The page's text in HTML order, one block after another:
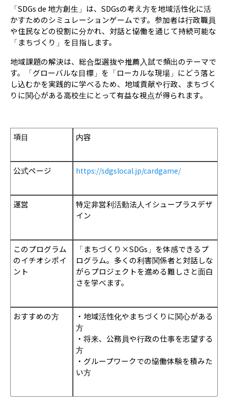
「SDGs de 地方創生」は、SDGsの考え方を地域活性化に活
かすためのシミュレーションゲームです。参加者は行政職員
や住民などの役割に分かれ、対話と協働を通じて持続可能な
「まちづくり」を目指します。
地域課題の解決は、総合型選抜や推薦入試で頻出のテーマで
す。「グローバルな目標」を「ローカルな現場」にどう落と
し込むかを実践的に学べるため、地域貢献や行政、まちづく
りに関心がある高校生にとって有益な視点が得られます。
項目 内容
公式ページ https://sdgslocal.jp/cardgame/
運営
特定非営利活動法人イシュープラスデザ
イン
このプログラム
のイチオシポイ
ント
「まちづくり×SDGs」を体感できるプ
ログラム。多くの利害関係者と対話しな
がらプロジェクトを進める難しさと面白
さを学べます。
おすすめの方
・地域活性化やまちづくりに関心がある
方
・将来、公務員や行政の仕事を志望する
方
・グループワークでの協働体験を積みた
い方